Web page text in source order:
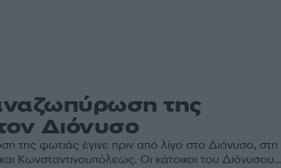
της
Διόνυσο
της φωτιάς έγινε πριν από λίγο στο Διόνυσο, στη
Κωνσταντινουπόλεως. Οι κάτοικοι του Διόνυσου...